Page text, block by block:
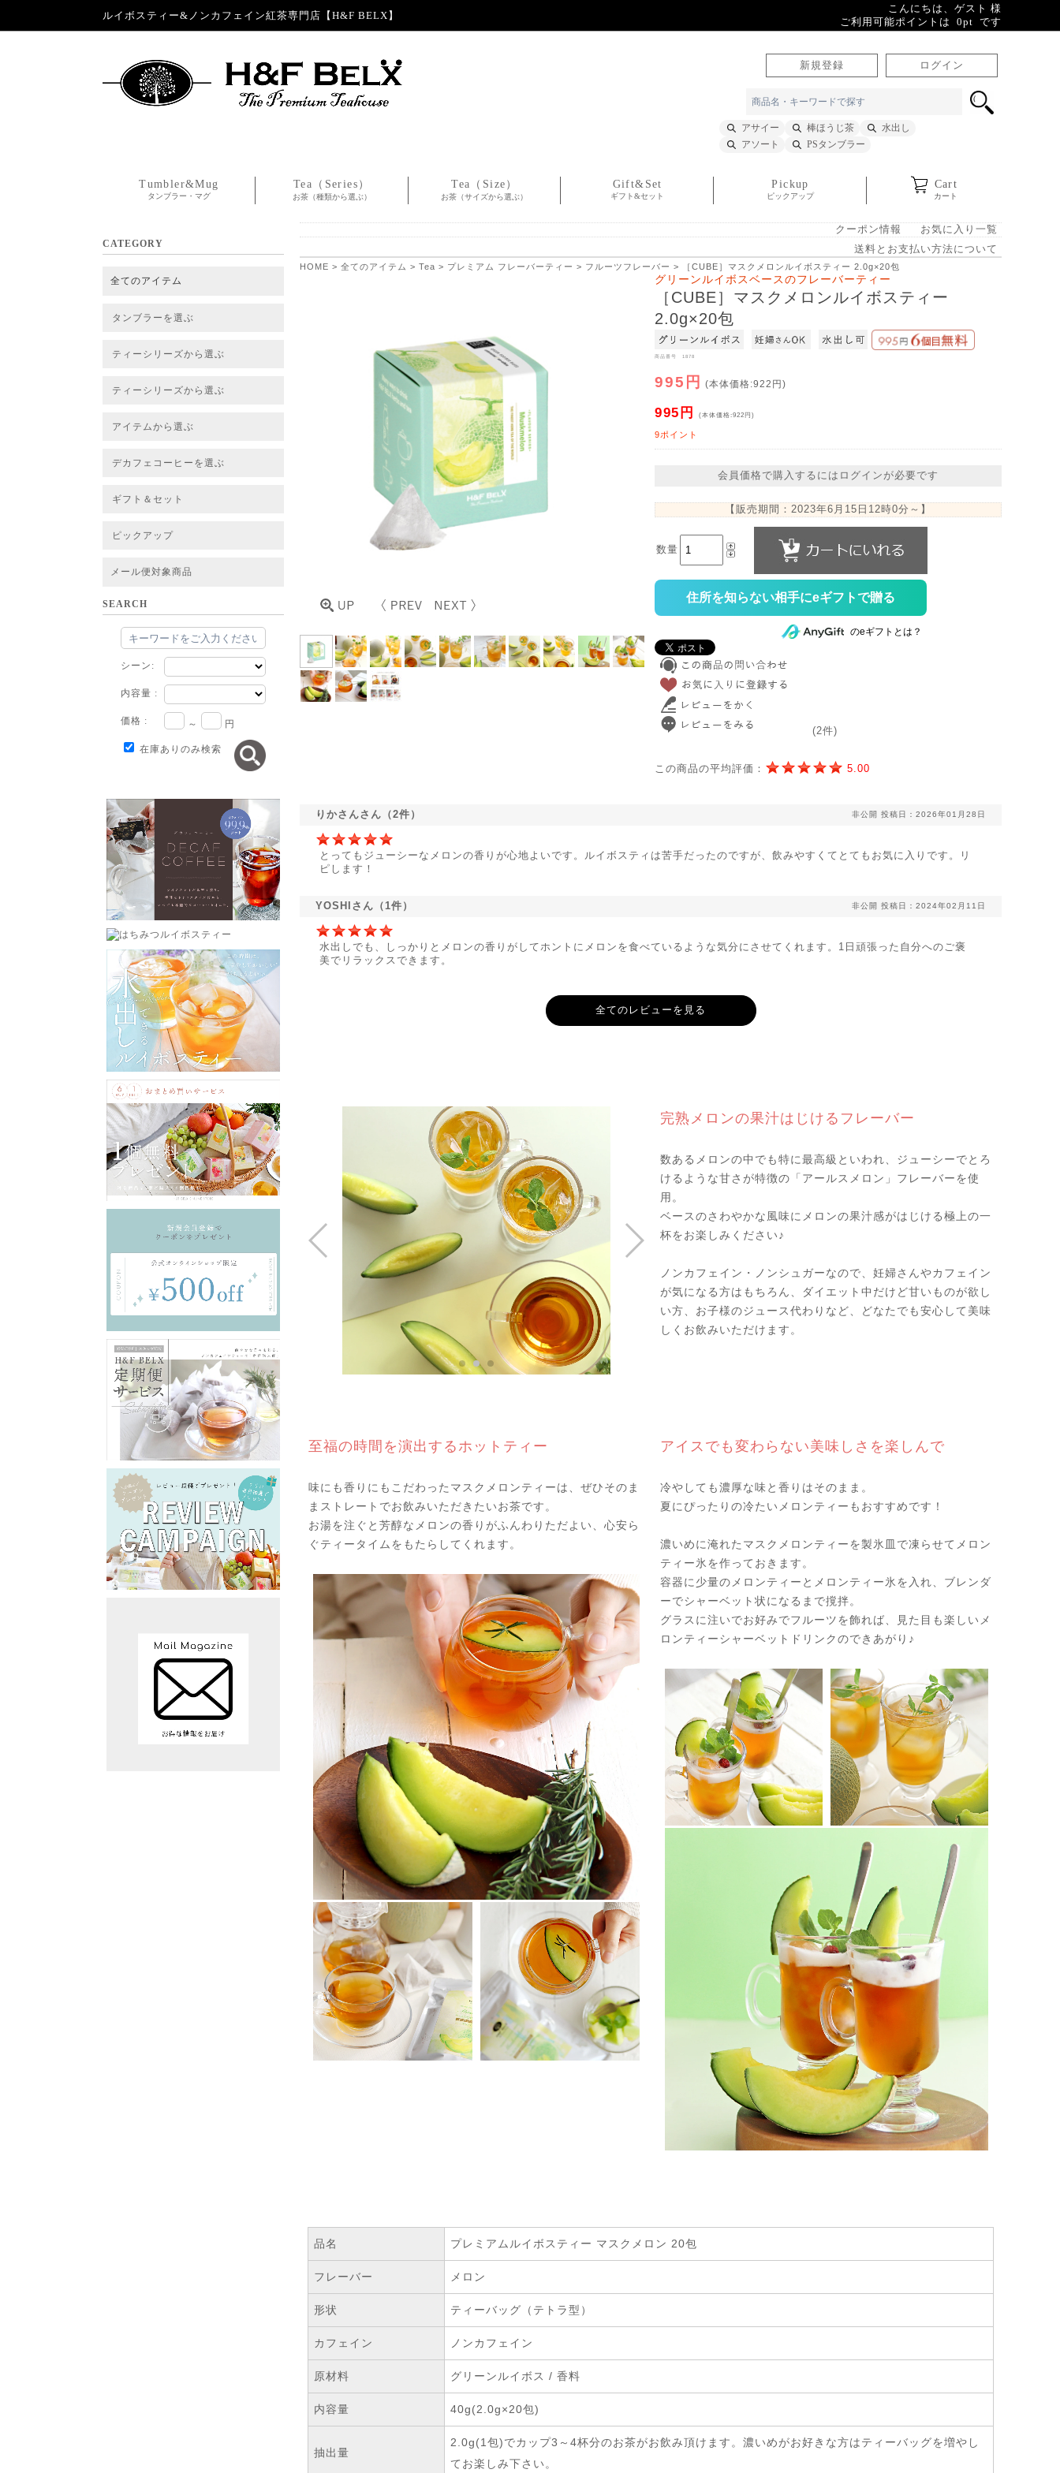
ルイボスティー&ノンカフェイン紅茶専門店【H&F BELX】
こんにちは、ゲスト 様
ご利用可能ポイントは 0pt です
新規登録 ログイン
アサイー 棒ほうじ茶
水出し
アソート
PSタンブラー
Tumbler&Mug
タンブラー・マグ
Tea（Series）
お茶（種類から選ぶ）
Tea（Size）
お茶（サイズから選ぶ）
Gift&Set
ギフト&セット
Pickup
ピックアップ
Cart
カート
CATEGORY
全てのアイテム
タンブラーを選ぶ
ティーシリーズから選ぶ
ティーシリーズから選ぶ
アイテムから選ぶ
デカフェコーヒーを選ぶ
ギフト＆セット
ピックアップ
メール便対象商品
SEARCH
シーン:
内容量 :
価格 : ～ 円
在庫ありのみ検索
クーポン情報
お気に入り一覧
送料とお支払い方法について
HOME > 全てのアイテム > Tea > プレミアム フレーバーティー > フルーツフレーバー > ［CUBE］マスクメロンルイボスティー 2.0g×20包
グリーンルイボスベースのフレーバーティー
［CUBE］マスクメロンルイボスティー
2.0g×20包
商品番号 1878
995円 (本体価格:922円)
995円 (本体価格:922円)
9ポイント
会員価格で購入するにはログインが必要です
【販売期間： 2023年6月15日12時0分 ～】
数量
住所を知らない相手にeギフトで贈る
のeギフトとは？
(2件)
この商品の平均評価： 5.00
りかさんさん（2件） 非公開 投稿日：2026年01月28日
とってもジューシーなメロンの香りが心地よいです。ルイボスティは苦手だったのですが、飲みやすくてとてもお気に入りです。リ
ピします！
YOSHIさん（1件） 非公開 投稿日：2024年02月11日
水出しでも、しっかりとメロンの香りがしてホントにメロンを食べているような気分にさせてくれます。1日頑張った自分へのご褒
美でリラックスできます。
全てのレビューを見る
完熟メロンの果汁はじけるフレーバー
数あるメロンの中でも特に最高級といわれ、ジューシーでとろ
けるような甘さが特徴の「アールスメロン」フレーバーを使
用。
ベースのさわやかな風味にメロンの果汁感がはじける極上の一
杯をお楽しみください♪
ノンカフェイン・ノンシュガーなので、妊婦さんやカフェイン
が気になる方はもちろん、ダイエット中だけど甘いものが欲し
い方、お子様のジュース代わりなど、どなたでも安心して美味
しくお飲みいただけます。
至福の時間を演出するホットティー
味にも香りにもこだわったマスクメロンティーは、ぜひそのま
まストレートでお飲みいただきたいお茶です。
お湯を注ぐと芳醇なメロンの香りがふんわりただよい、心安ら
ぐティータイムをもたらしてくれます。
アイスでも変わらない美味しさを楽しんで
冷やしても濃厚な味と香りはそのまま。
夏にぴったりの冷たいメロンティーもおすすめです！
濃いめに淹れたマスクメロンティーを製氷皿で凍らせてメロン
ティー氷を作っておきます。
容器に少量のメロンティーとメロンティー氷を入れ、ブレンダ
ーでシャーベット状になるまで撹拌。
グラスに注いでお好みでフルーツを飾れば、見た目も楽しいメ
ロンティーシャーベットドリンクのできあがり♪
品名 プレミアムルイボスティー マスクメロン 20包
フレーバー メロン
形状 ティーバッグ（テトラ型）
カフェイン ノンカフェイン
原材料 グリーンルイボス / 香料
内容量 40g(2.0g×20包)
抽出量
2.0g(1包)でカップ3～4杯分のお茶がお飲み頂けます。濃いめがお好きな方はティーバッグを増やし
てお楽しみ下さい。